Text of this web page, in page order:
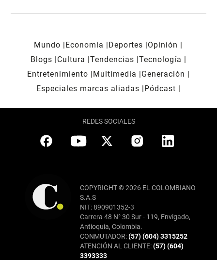
Mundo Economía Deportes
Opinión
Blogs
Cultura Tendencias Tecnología
Entretenimiento
Multimedia
Generación
Especiales marcas aliadas
Pódcast
REDES SOCIALES
COPYRIGHT © 2026 EL COLOMBIANO
S.A.S
NIT: 890901352-3
Carrera 48 N° 30 Sur - 119, Envigado,
Antioquia, Colombia.
CONMUTADOR:(57) (604) 3315252
ATENCIÓN AL CLIENTE:(57) (604)
3393333